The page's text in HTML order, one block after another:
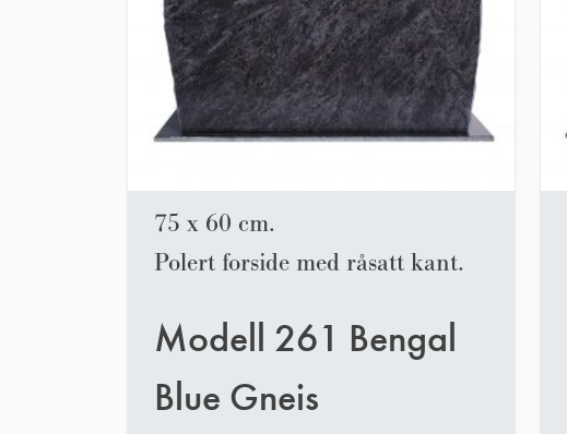
75 x 60 cm.
Polert forside med råsatt kant.
Modell 261 Bengal
Blue Gneis